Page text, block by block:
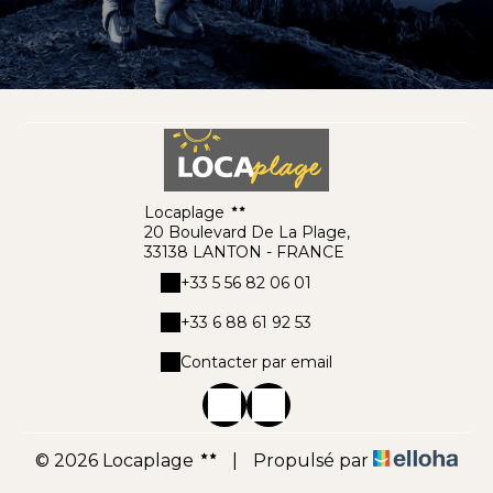
Locaplage
20 Boulevard De La Plage,
33138 LANTON - FRANCE
+33 5 56 82 06 01
+33 6 88 61 92 53
Contacter par email
© 2026 Locaplage Propulsé par